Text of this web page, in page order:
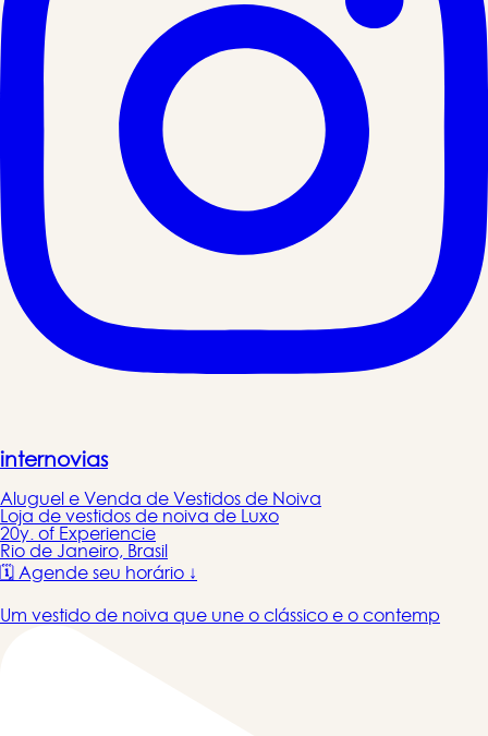
internovias
Aluguel e Venda de Vestidos de Noiva
Loja de vestidos de noiva de Luxo
20y. of Experiencie
Rio de Janeiro, Brasil
🗓️ Agende seu horário ↓
Um vestido de noiva que une o clássico e o contemp